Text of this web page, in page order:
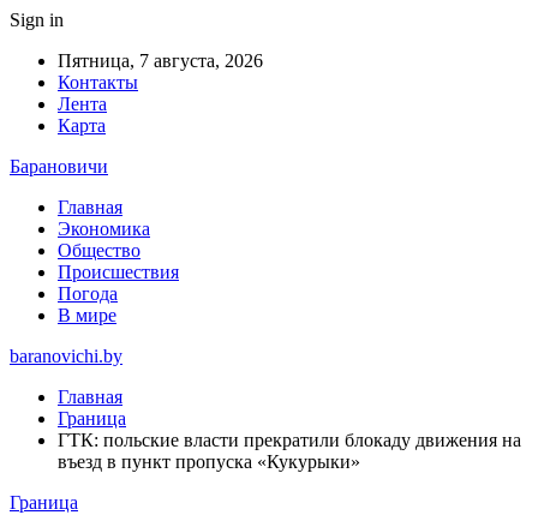
Sign in
Пятница, 7 августа, 2026
Контакты
Лента
Карта
Барановичи
Главная
Экономика
Общество
Происшествия
Погода
В мире
baranovichi.by
Главная
Граница
ГТК: польские власти прекратили блокаду движения на
въезд в пункт пропуска «Кукурыки»
Граница